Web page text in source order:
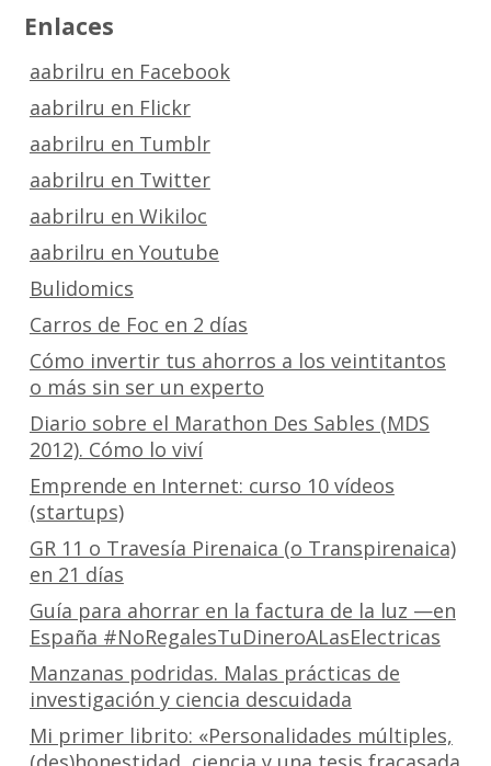
Enlaces
aabrilru en Facebook
aabrilru en Flickr
aabrilru en Tumblr
aabrilru en Twitter
aabrilru en Wikiloc
aabrilru en Youtube
Bulidomics
Carros de Foc en 2 días
Cómo invertir tus ahorros a los veintitantos
o más sin ser un experto
Diario sobre el Marathon Des Sables (MDS
2012). Cómo lo viví
Emprende en Internet: curso 10 vídeos
(startups)
GR 11 o Travesía Pirenaica (o Transpirenaica)
en 21 días
Guía para ahorrar en la factura de la luz —en
España #NoRegalesTuDineroALasElectricas
Manzanas podridas. Malas prácticas de
investigación y ciencia descuidada
Mi primer librito: «Personalidades múltiples,